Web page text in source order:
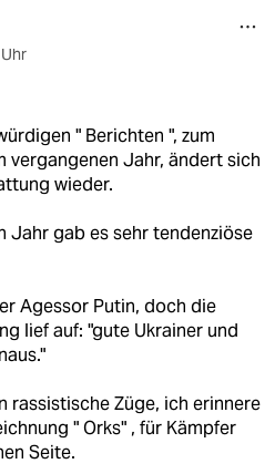
" Berichten ", zum
vergangenen Jahr, ändert sich
wieder.
Jahr gab es sehr tendenziöse
Agessor Putin, doch die
lief auf: "gute Ukrainer und
rassistische Züge, ich erinnere
" Orks" , für Kämpfer
Seite.